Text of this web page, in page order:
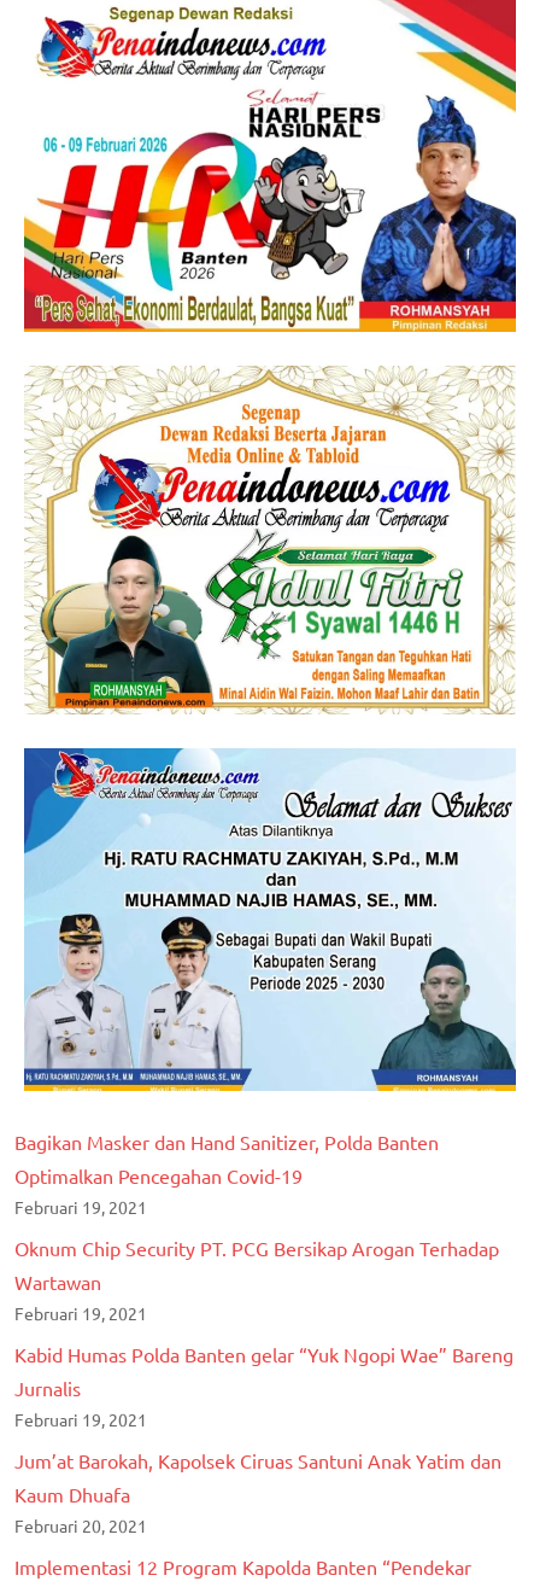
Bagikan Masker dan Hand Sanitizer, Polda Banten
Optimalkan Pencegahan Covid-19
Februari 19, 2021
Oknum Chip Security PT. PCG Bersikap Arogan Terhadap
Wartawan
Februari 19, 2021
Kabid Humas Polda Banten gelar “Yuk Ngopi Wae” Bareng
Jurnalis
Februari 19, 2021
Jum’at Barokah, Kapolsek Ciruas Santuni Anak Yatim dan
Kaum Dhuafa
Februari 20, 2021
Implementasi 12 Program Kapolda Banten “Pendekar